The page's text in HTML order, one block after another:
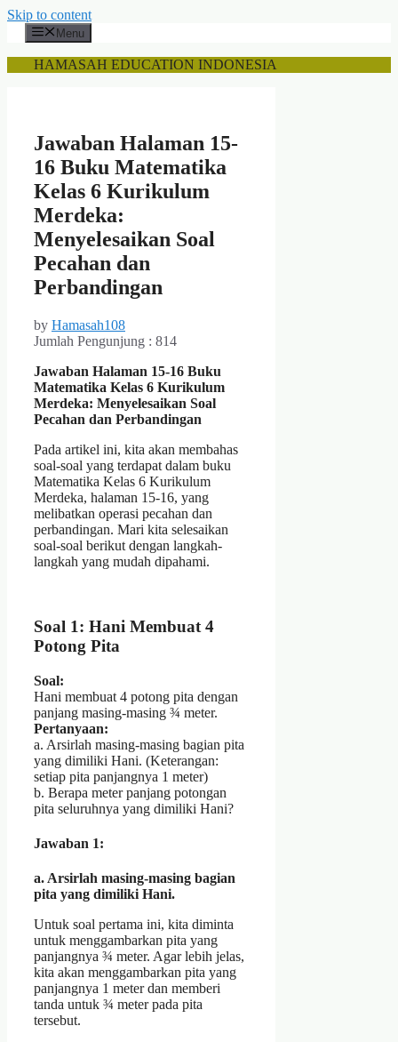
Skip to content
Menu
HAMASAH EDUCATION INDONESIA
Jawaban Halaman 15-
16 Buku Matematika
Kelas 6 Kurikulum
Merdeka:
Menyelesaikan Soal
Pecahan dan
Perbandingan
by Hamasah108
Jumlah Pengunjung : 814
Jawaban Halaman 15-16 Buku
Matematika Kelas 6 Kurikulum
Merdeka: Menyelesaikan Soal
Pecahan dan Perbandingan
Pada artikel ini, kita akan membahas
soal-soal yang terdapat dalam buku
Matematika Kelas 6 Kurikulum
Merdeka, halaman 15-16, yang
melibatkan operasi pecahan dan
perbandingan. Mari kita selesaikan
soal-soal berikut dengan langkah-
langkah yang mudah dipahami.
Soal 1: Hani Membuat 4
Potong Pita
Soal:
Hani membuat 4 potong pita dengan
panjang masing-masing ¾ meter.
Pertanyaan:
a. Arsirlah masing-masing bagian pita
yang dimiliki Hani. (Keterangan:
setiap pita panjangnya 1 meter)
b. Berapa meter panjang potongan
pita seluruhnya yang dimiliki Hani?
Jawaban 1:
a. Arsirlah masing-masing bagian
pita yang dimiliki Hani.
Untuk soal pertama ini, kita diminta
untuk menggambarkan pita yang
panjangnya ¾ meter. Agar lebih jelas,
kita akan menggambarkan pita yang
panjangnya 1 meter dan memberi
tanda untuk ¾ meter pada pita
tersebut.